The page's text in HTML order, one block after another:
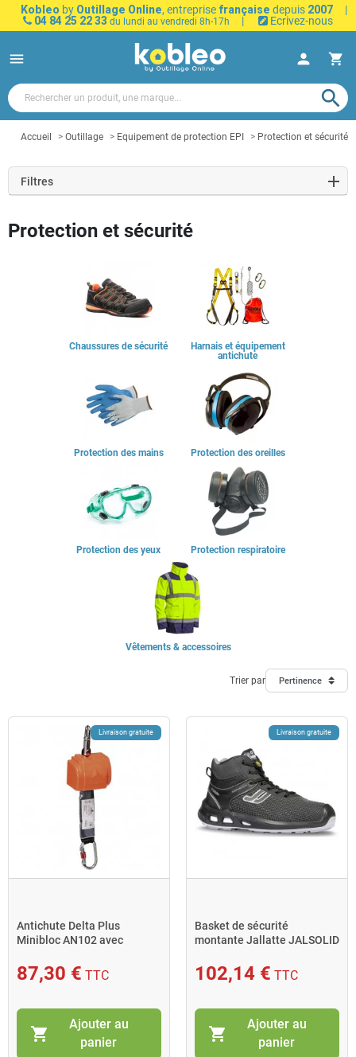
Kobleo by Outillage Online, entreprise française depuis 2007
|
04 84 25 22 33 du lundi au vendredi 8h-17h | Ecrivez-nous
menu person shopping_cart
search
Accueil Outillage Equipement de protection EPI Protection et sécurité
Filtres
Protection et sécurité
Chaussures de sécurité
Harnais et équipement
antichute
Protection des mains Protection des oreilles
Protection des yeux Protection respiratoire
Vêtements & accessoires
Trier par Pertinence
Livraison gratuite
Antichute Delta Plus
Minibloc AN102 avec
orange
87,30 € TTC
shopping_cart
Ajouter au
panier
Livraison gratuite
Basket de sécurité
montante Jallatte JALSOLID
102,14 € TTC
shopping_cart
Ajouter au
panier